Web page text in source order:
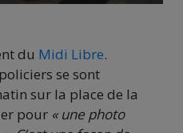
du Midi Libre.
se sont
sur la place de la
pour « une photo